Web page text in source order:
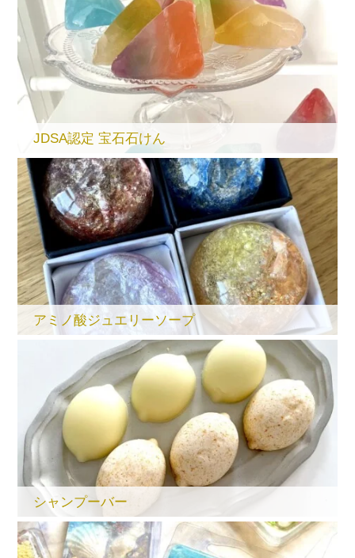
JDSA認定 宝石石けん
アミノ酸ジュエリーソープ
シャンプーバー